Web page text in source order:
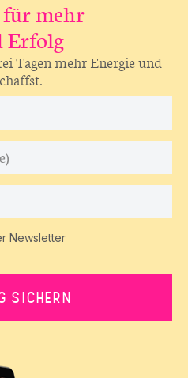
mehr
Erfolg
Tagen mehr Energie und
Newsletter
SICHERN